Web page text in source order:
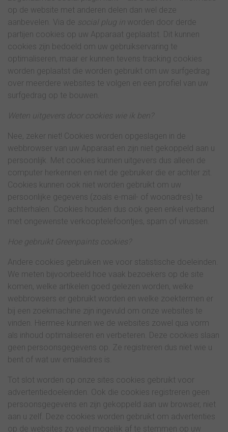
op de website met anderen delen dan wel deze
aanbevelen. Via de social plug in worden door derde
partijen cookies op uw Apparaat geplaatst. Dit kunnen
cookies zijn bedoeld om uw gebruikservaring te
optimaliseren, maar er kunnen tevens tracking cookies
worden geplaatst die worden gebruikt om uw surfgedrag
over meerdere websites te volgen en een profiel van uw
surfgedrag op te bouwen.
Weten uitgevers door cookies wie ik ben?
Nee, zeker niet! Cookies worden opgeslagen in de
webbrowser van uw Apparaat en zijn niet gekoppeld aan u
persoonlijk. Met cookies kunnen uitgevers dus alleen de
computer herkennen en niet de gebruiker die er achter zit.
Cookies kunnen ook niet worden gebruikt om uw
persoonlijke gegevens (zoals e-mail- of woonadres) te
achterhalen. Cookies houden dus ook geen enkel verband
met ongewenste verkooptelefoontjes, spam of virussen.
Hoe gebruikt Greenpaints cookies?
Andere cookies gebruiken we voor statistische doeleinden.
We meten bijvoorbeeld hoe vaak bezoekers op de site
komen, welke artikelen goed gelezen worden, welke
webbrowsers er gebruikt worden en welke zoektermen er
bij een zoekmachine zijn ingevuld om onze websites te
vinden. Hiermee kunnen we de websites zowel qua vorm
als inhoud optimaliseren en verbeteren. Deze cookies slaan
geen persoonsgegevens op. Ze registreren dus niet wie u
bent of wat uw emailadres is.
Tot slot worden op onze sites cookies gebruikt voor
advertentiedoeleinden. Ook die cookies registreren geen
persoonsgegevens en zijn gekoppeld aan uw browser, niet
aan u zelf. Deze cookies worden gebruikt om advertenties
op de websites zo veel mogelijk af te stemmen op uw